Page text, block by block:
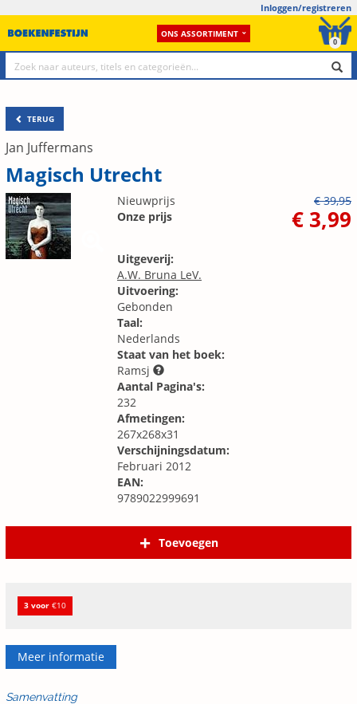
Inloggen/registreren
ONS ASSORTIMENT
0
TERUG
Jan Juffermans
Magisch Utrecht
Nieuwprijs
€ 39,95
Onze prijs
€ 3,99
Uitgeverij:
A.W. Bruna LeV.
Uitvoering:
Gebonden
Taal:
Nederlands
Staat van het boek:
Ramsj
Aantal Pagina's:
232
Afmetingen:
267x268x31
Verschijningsdatum:
Februari 2012
EAN:
9789022999691
Toevoegen
3 voor €10
Meer informatie
Samenvatting